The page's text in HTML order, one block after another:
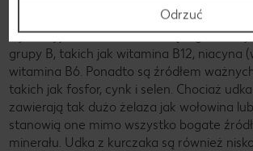
przynieść różne korzyści zdrowotne.
wysokiej jakości białka zwierzęcego i
grupy B, takich jak witamina B12, niacyna
witamina B6. Ponadto są źródłem
takich jak fosfor, cynk i selen. Chociaż
zawierają tak dużo żelaza jak wołowina
stanowią one mimo wszystko bogate
minerału. Udka z kurczaka są również
Odrzuć